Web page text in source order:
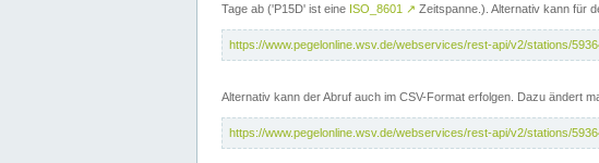
Tage ab ('P15D' ist eine ISO_8601 ↗ Zeitspanne.). Alternativ kann für
https://www.pegelonline.wsv.de/webservices/rest-api/v2/stations/
Alternativ kann der Abruf auch im CSV-Format erfolgen. Dazu ändert
https://www.pegelonline.wsv.de/webservices/rest-api/v2/stations/